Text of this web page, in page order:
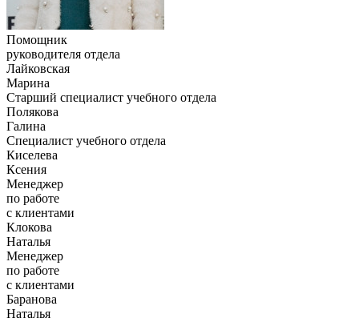
Помощник
руководителя отдела
Лайковская
Марина
Старший специалист учебного отдела
Полякова
Галина
Специалист учебного отдела
Киселева
Ксения
Менеджер
по работе
с клиентами
Клокова
Наталья
Менеджер
по работе
с клиентами
Баранова
Наталья